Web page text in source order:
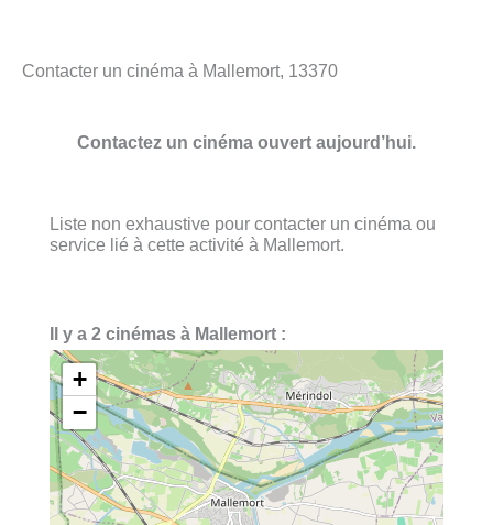
Contacter un cinéma à Mallemort, 13370
Contactez un cinéma ouvert aujourd’hui.
Liste non exhaustive pour contacter un cinéma ou
service lié à cette activité à Mallemort.
Il y a 2 cinémas à Mallemort :
+
−